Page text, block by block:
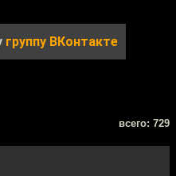
группу ВКонтакте
всего: 729